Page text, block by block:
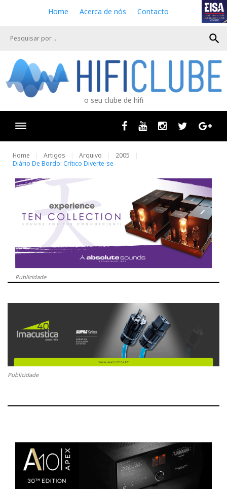
e
Home Acerca de nós Contacto
search
o seu clube de hifi
Facebook
Youtube InstagramTwitter
Home Artigos Arquivo
2005
Diário De Bordo: Crítico Diverte-se
Publicidade
Publicidade